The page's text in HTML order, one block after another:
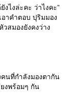
ไงล่ะคะ ว่าไงคะ”
อาคำตอบ ปุริมมอง
สมองยังคงว่าง
คนที่กำลังมองตากัน
งพร้อมๆ กัน